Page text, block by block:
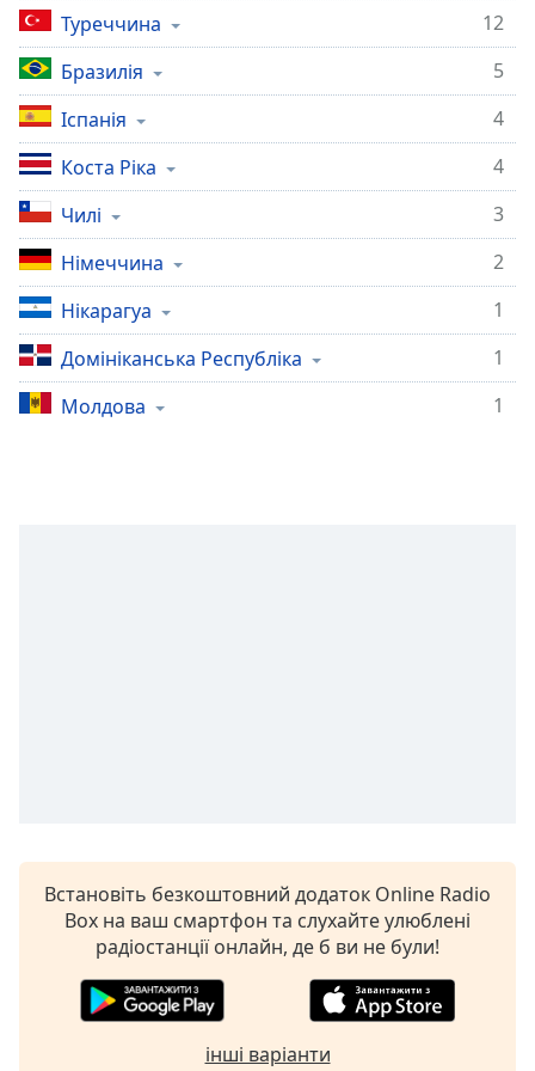
subtitles
settings
dialog
subtitles
off,
selected
Audio
Track
Picture-
in-
Picture
Fullscreen
This
Color
Opacity
Background
Туреччина
12
Бразилія
5
Іспанія
4
Коста Ріка
4
Чилі
3
Німеччина
2
Нікарагуа
1
Домініканська Республіка
1
Молдова
1
Встановіть безкоштовний додаток Online Radio
Box на ваш смартфон та слухайте улюблені
радіостанції онлайн, де б ви не були!
інші варіанти